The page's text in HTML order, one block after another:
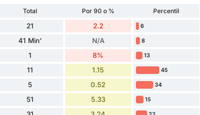
Total Por 90 o %
Percentil
21 2.2 6
41 Min' N/A 8
1 8% 13
11 1.15 45
5 0.52 34
51 5.33 15